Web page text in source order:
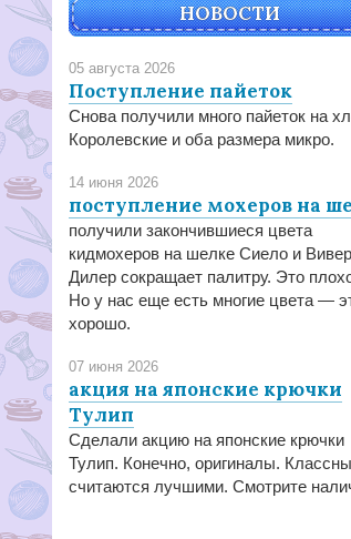
НОВОСТИ
05 августа 2026
Поступление пайеток
Снова получили много пайеток на
Королевские и оба размера микро.
14 июня 2026
поступление мохеров на
получили закончившиеся цвета
кидмохеров на шелке Сиело и
Дилер сокращает палитру. Это
Но у нас еще есть многие цвета —
хорошо.
07 июня 2026
акция на японские крючки
Тулип
Сделали акцию на японские крючки
Тулип. Конечно, оригиналы.
считаются лучшими. Смотрите